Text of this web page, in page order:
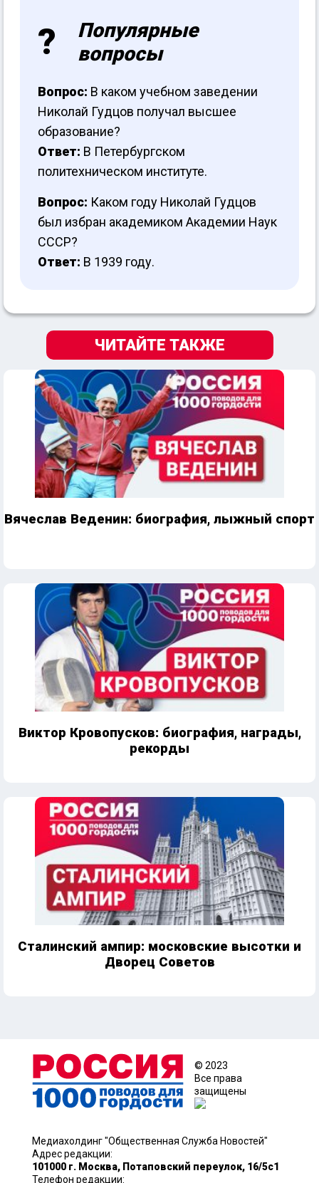
Популярные
вопросы
Вопрос: В каком учебном заведении
Николай Гудцов получал высшее
образование?
Ответ: В Петербургском
политехническом институте.
Вопрос: Каком году Николай Гудцов
был избран академиком Академии Наук
СССР?
Ответ: В 1939 году.
ЧИТАЙТЕ ТАКЖЕ
Вячеслав Веденин: биография, лыжный спорт
Виктор Кровопусков: биография, награды,
рекорды
Сталинский ампир: московские высотки и
Дворец Советов
© 2023
Все права
защищены
Медиахолдинг "Общественная Служба Новостей"
Адрес редакции:
101000 г. Москва, Потаповский переулок, 16/5с1
Телефон редакции: